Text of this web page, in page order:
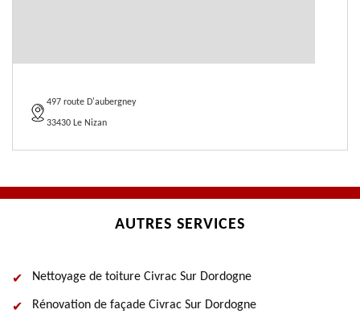
497 route D'aubergney
33430 Le Nizan
AUTRES SERVICES
Nettoyage de toiture Civrac Sur Dordogne
Rénovation de façade Civrac Sur Dordogne